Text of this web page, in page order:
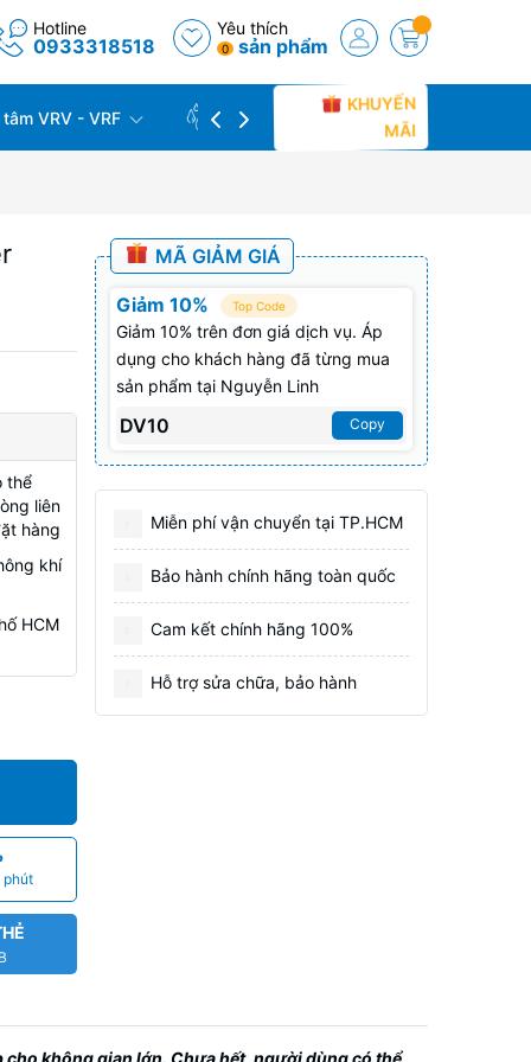
Hotline
0933318518
Yêu thích
0 sản phẩm
VRV - VRF CÔNG TRÌNH THỰC TẾ
KHUYẾN
MÃI
thể
liên
hàng
khí
HCM
phút
MÃ GIẢM GIÁ
Giảm 10% Top Code
Giảm 10% trên đơn giá dịch vụ. Áp
dụng cho khách hàng đã từng mua
sản phẩm tại Nguyễn Linh
DV10 Copy
Miễn phí vận chuyển tại TP.HCM
Bảo hành chính hãng toàn quốc
Cam kết chính hãng 100%
Hỗ trợ sửa chữa, bảo hành
cho không gian lớn. Chưa hết, người dùng có thể